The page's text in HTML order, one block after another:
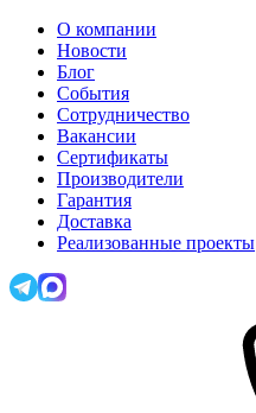
О компании
Новости
Блог
События
Сотрудничество
Вакансии
Сертификаты
Производители
Гарантия
Доставка
Реализованные проекты